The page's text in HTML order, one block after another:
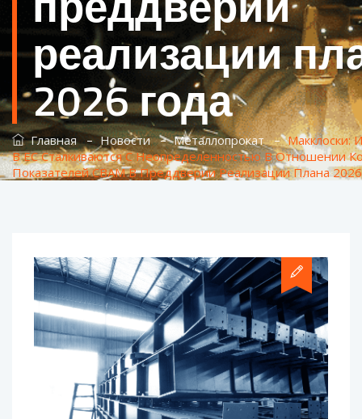
реализации
2026 года
Главная–Новости–Металлопрокат–Макклоски:
В ЕС Сталкиваются С Неопределенностью В Отношении
Показателей CBAM В Преддверии Реализации Плана